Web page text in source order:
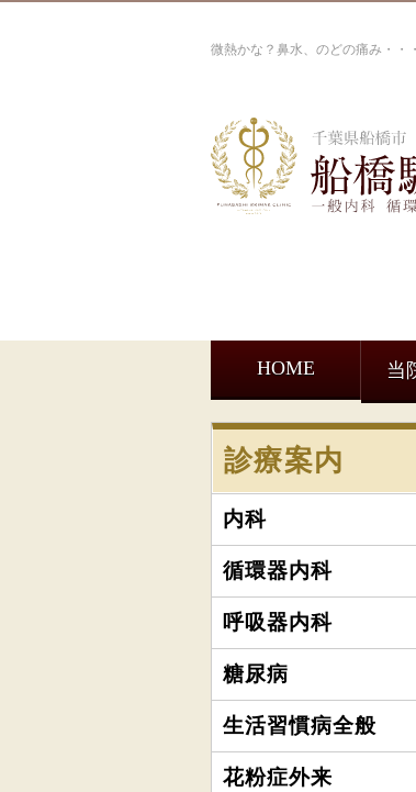
微熱かな？鼻水、のどの痛み・・
HOME 当
診療案内
内科
循環器内科
呼吸器内科
糖尿病
生活習慣病全般
花粉症外来